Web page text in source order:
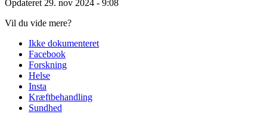
Opdateret 29. nov 2024 - 9:08
Vil du vide mere?
Ikke dokumenteret
Facebook
Forskning
Helse
Insta
Kræftbehandling
Sundhed